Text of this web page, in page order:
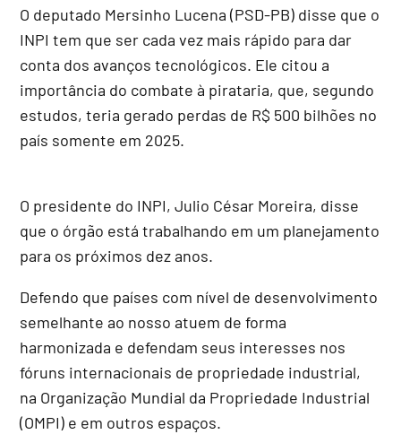
O deputado Mersinho Lucena (PSD-PB) disse que o
INPI tem que ser cada vez mais rápido para dar
conta dos avanços tecnológicos. Ele citou a
importância do combate à pirataria, que, segundo
estudos, teria gerado perdas de R$ 500 bilhões no
país somente em 2025.
O presidente do INPI, Julio César Moreira, disse
que o órgão está trabalhando em um planejamento
para os próximos dez anos.
Defendo que países com nível de desenvolvimento
semelhante ao nosso atuem de forma
harmonizada e defendam seus interesses nos
fóruns internacionais de propriedade industrial,
na Organização Mundial da Propriedade Industrial
(OMPI) e em outros espaços.